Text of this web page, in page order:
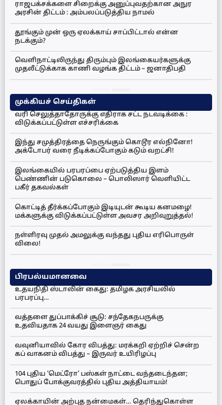
ராஜபக்சக்களை சிறைக்கு அனுப்புவதற்கான அநுர
அரசின் திட்டம் : அம்பலப்படுத்திய நாமல்
தூங்கும் முன் ஒரு ஏலக்காய் சாப்பிட்டால் என்ன
நடக்கும்?
வெளிநாட்டிலிருந்து திரும்பும் இலங்கையர்களுக்கு
முதலீட்டுக்காக காணி வழங்க திட்டம் – ஜனாதிபதி
முக்கியச் செய்திகள்
வரி செலுத்தாதோருக்கு எதிராக சட்ட நடவடிக்கை :
விடுக்கப்பட்டுள்ள எச்சரிக்கை
இந்து சமுத்திரத்தை நெருங்கும் கொடூர எல்நினோ!
அக்டோபர் வரை நீடிக்கப்போகும் கடும் வறட்சி!
இலங்கையில் பரபரப்பை ஏற்படுத்திய இளம்
பெண்ணின் படுகொலை – பொலிஸார் வெளியிட்ட
பகீர் தகவல்கள்
கொட்டித் தீர்க்கப்போகும் இடியுடன் கூடிய கனமழை!
மக்களுக்கு விடுக்கப்பட்டுள்ள அவசர அறிவுறுத்தல்!
நள்ளிரவு முதல் அமலுக்கு வந்தது புதிய எரிபொருள்
விலை!
பிரபல்யமானவை
உதயநிதி ஸ்டாலின் கைது: தமிழக அரசியலில்
பரபரப்பு…
வத்தளை துப்பாக்கிச் சூடு: சந்தேகநபருக்கு
உதவியதாக 24 வயது இளைஞர் கைது
வவுனியாவில் கோர விபத்து: மரக்கறி ஏற்றிச் சென்ற
கப் வாகனம் விபத்து – இருவர் உயிரிழப்பு
104 புதிய ‘மெட்ரோ’ பஸ்கள் நாட்டை வந்தடைந்தன;
பொதுப் போக்குவரத்தில் புதிய அத்தியாயம்!
ஏலக்காயின் அற்புத நன்மைகள்… தெரிந்துகொள்ள